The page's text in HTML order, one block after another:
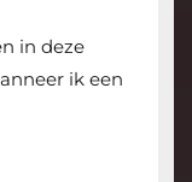
in deze
ik een